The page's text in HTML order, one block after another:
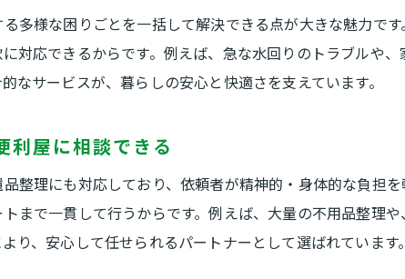
便利屋は高齢者の日常サポー
高齢者にも安心な便利屋の
便利屋を活用した高齢者の暮
高齢者にも分かりやすい便
便利屋の多彩な対応力で急な困
便利屋の多様なサービスが急
多様な困りごとを一括して解決できる点が大きな魅力で
対応できるからです。例えば、急な水回りのトラブルや
なサービスが、暮らしの安心と快適さを支えています。
利屋に相談できる
整理にも対応しており、依頼者が精神的・身体的な負担
まで一貫して行うからです。例えば、大量の不用品整理
り、安心して任せられるパートナーとして選ばれています。